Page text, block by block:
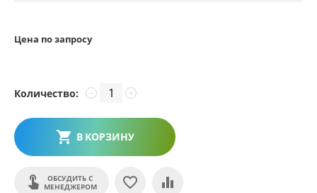
Цена по запросу
Количество: +
−
В КОРЗИНУ
ОБСУДИТЬ С
МЕНЕДЖЕРОМ